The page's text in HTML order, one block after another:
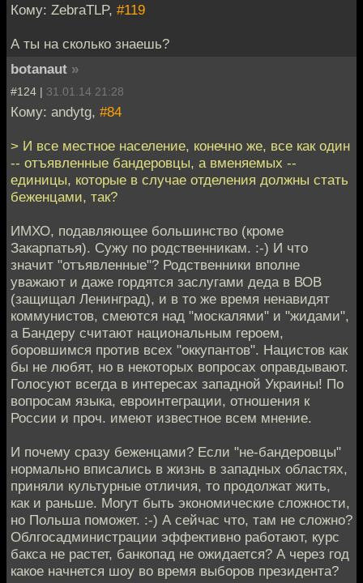
Кому: ZebraTLP, #119
А ты на сколько знаешь?
botanaut »
#124 | 31.01.14 21:28
Кому: andytg, #84
> И все местное население, конечно же, все как один
-- отъявленные бандеровцы, а вменяемых --
единицы, которые в случае отделения должны стать
беженцами, так?
ИМХО, подавляющее большинство (кроме
Закарпатья). Сужу по родственникам. :-) И что
значит "отъявленные"? Родственники вполне
уважают и даже гордятся заслугами деда в ВОВ
(защищал Ленинград), и в то же время ненавидят
коммунистов, смеются над "москалями" и "жидами",
а Бандеру считают национальным героем,
боровшимся против всех "оккупантов". Нацистов как
бы не любят, но в некоторых вопросах оправдывают.
Голосуют всегда в интересах западной Украины! По
вопросам языка, евроинтеграции, отношения к
России и проч. имеют известное всем мнение.
И почему сразу беженцами? Если "не-бандеровцы"
нормально вписались в жизнь в западных областях,
приняли культурные отличия, то продолжат жить,
как и раньше. Могут быть экономические сложности,
но Польша поможет. :-) А сейчас что, там не сложно?
Облгосадминистрации эффективно работают, курс
бакса не растет, банкопад не ожидается? А через год
какое начнется шоу во время выборов президента?